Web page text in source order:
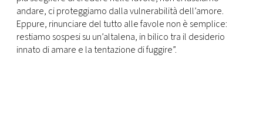
andare, ci proteggiamo dalla vulnerabilità dell’amore.
Eppure, rinunciare del tutto alle favole non è semplice:
restiamo sospesi su un’altalena, in bilico tra il desiderio
innato di amare e la tentazione di fuggire”.